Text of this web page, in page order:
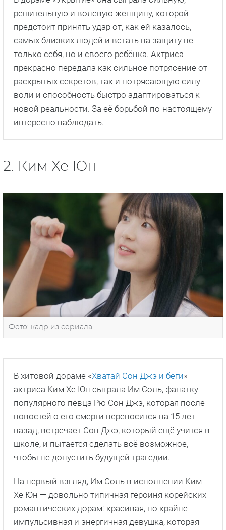
решительную и волевую женщину, которой
предстоит принять удар от, как ей казалось,
самых близких людей и встать на защиту не
только себя, но и своего ребёнка. Актриса
прекрасно передала как сильное потрясение от
раскрытых секретов, так и потрясающую силу
воли и способность быстро адаптироваться к
новой реальности. За её борьбой по-настоящему
интересно наблюдать.
2. Ким Хе Юн
Фото: кадр из сериала
В хитовой дораме «Хватай Сон Джэ и беги»
актриса Ким Хе Юн сыграла Им Соль, фанатку
популярного певца Рю Сон Джэ, которая после
новостей о его смерти переносится на 15 лет
назад, встречает Сон Джэ, который ещё учится в
школе, и пытается сделать всё возможное,
чтобы не допустить будущей трагедии.
На первый взгляд, Им Соль в исполнении Ким
Хе Юн — довольно типичная героиня корейских
романтических дорам: красивая, но крайне
импульсивная и энергичная девушка, которая